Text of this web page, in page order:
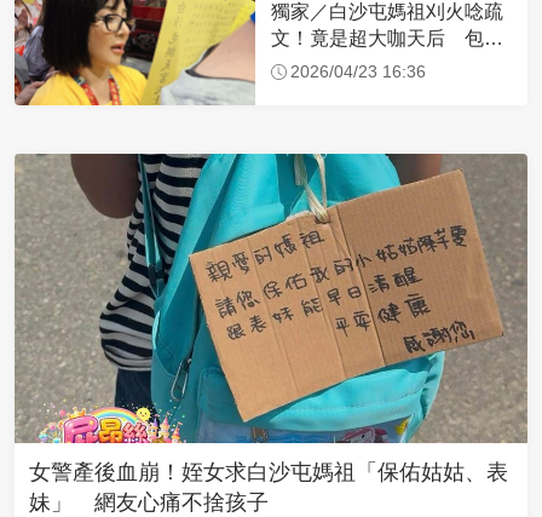
獨家／白沙屯媽祖刈火唸疏
文！竟是超大咖天后 包尿
布忍尿5小時不喊累
2026/04/23 16:36
女警產後血崩！姪女求白沙屯媽祖「保佑姑姑、表
妹」 網友心痛不捨孩子